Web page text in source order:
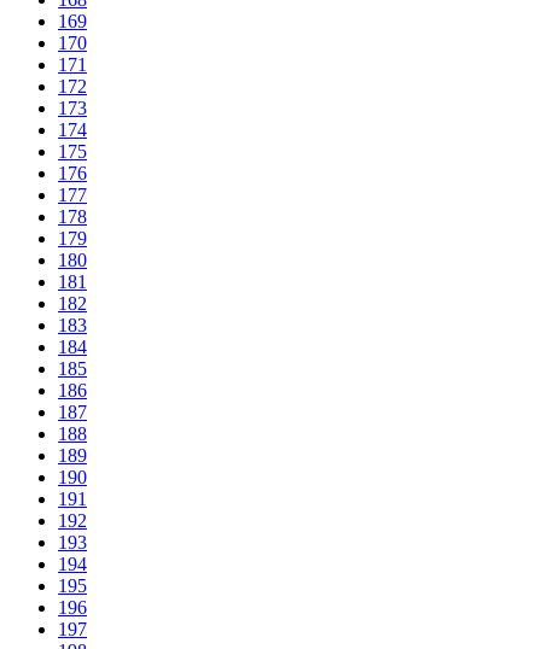
169
170
171
172
173
174
175
176
177
178
179
180
181
182
183
184
185
186
187
188
189
190
191
192
193
194
195
196
197